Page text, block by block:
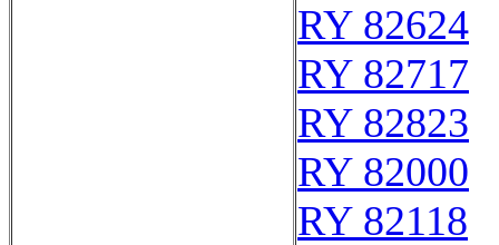
RY 82624
RY 82717
RY 82823
RY 82000
RY 82118